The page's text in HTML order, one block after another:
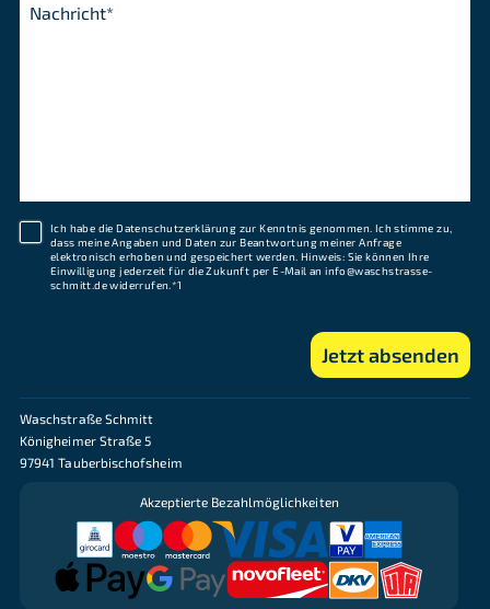
Nachricht*
Ich habe die Datenschutzerklärung zur Kenntnis genommen. Ich stimme zu,
dass meine Angaben und Daten zur Beantwortung meiner Anfrage
elektronisch erhoben und gespeichert werden. Hinweis: Sie können Ihre
Einwilligung jederzeit für die Zukunft per E-Mail an info@waschstrasse-
schmitt.de widerrufen.*1
Jetzt absenden
Waschstraße Schmitt
Königheimer Straße 5
97941 Tauberbischofsheim
Akzeptierte Bezahlmöglichkeiten